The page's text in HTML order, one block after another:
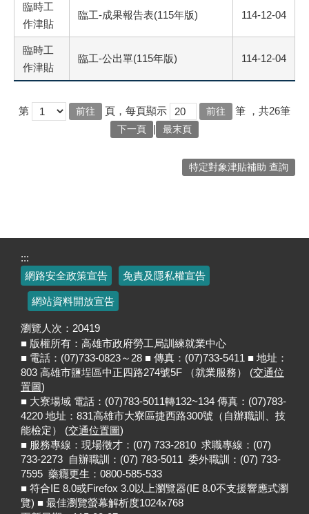
臨時工
作津貼
臨工-成果報告表(115年版) 114-12-04
臨時工
作津貼
臨工-公出單(115年版) 114-12-04
第 頁，每頁顯示 筆 ，共26筆
下一頁 | 最末頁
特定對象津貼補助 查詢
:::
網路安全政策宣告
免責及隱私權宣告
網站資料開放宣告
瀏覽人次： 20419
■ 版權所有：高雄市政府勞工局訓練就業中心
■ 電話：(07)733-0823～28 ■ 傳真：(07)733-5411 ■ 地址：
803 高雄市鹽埕區中正四路274號5F （就業服務） (交通位
置圖)
■ 大寮場域 電話：(07)783-5011轉132~134 傳真：(07)783-
4220 地址：831高雄市大寮區捷西路300號（自辦職訓、技
能檢定） (交通位置圖)
■ 服務專線：現場徵才：(07) 733-2810 求職專線：(07)
733-2273 自辦職訓：(07) 783-5011 委外職訓：(07) 733-
7595 藥癮更生：0800-585-533
■ 符合IE 8.0或Firefox 3.0以上瀏覽器(IE 8.0不支援響應式瀏
覽) ■ 最佳瀏覽螢幕解析度1024x768